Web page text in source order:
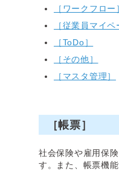
［ワークフロー
［従業員マイペ
［ToDo］
［その他］
［マスタ管理］
［帳票］
社会保険や雇用保
す。また、帳票機